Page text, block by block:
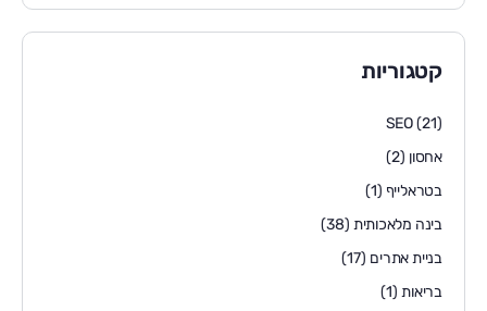
קטגוריות
SEO(21)
אחסון (2)
בטראלייף (1)
בינה מלאכותית (38)
בניית אתרים (17)
בריאות(1)